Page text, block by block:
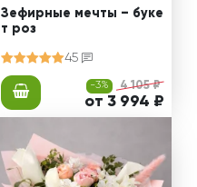
Зефирные мечты – буке
т роз
45
-3% 4 105 ₽
от 3 994 ₽